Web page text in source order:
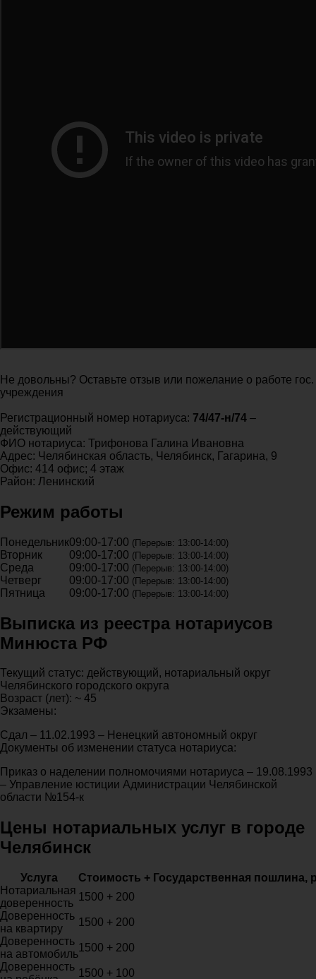
Не довольны? Оставьте отзыв или пожелание о работе гос.
учреждения
Регистрационный номер нотариуса: 74/47-н/74 –
действующий
ФИО нотариуса: Трифонова Галина Ивановна
Адрес: Челябинская область, Челябинск, Гагарина, 9
Офис: 414 офис; 4 этаж
Район: Ленинский
Режим работы
Понедельник09:00-17:00 (Перерыв: 13:00-14:00)
Вторник 09:00-17:00 (Перерыв: 13:00-14:00)
Среда 09:00-17:00 (Перерыв: 13:00-14:00)
Четверг 09:00-17:00 (Перерыв: 13:00-14:00)
Пятница 09:00-17:00 (Перерыв: 13:00-14:00)
Выписка из реестра нотариусов
Минюста РФ
Текущий статус: действующий, нотариальный округ
Челябинского городского округа
Возраст (лет): ~ 45
Экзамены:
Сдал – 11.02.1993 – Ненецкий автономный округ
Документы об изменении статуса нотариуса:
Приказ о наделении полномочиями нотариуса – 19.08.1993
– Управление юстиции Администрации Челябинской
области №154-к
Цены нотариальных услуг в городе
Челябинск
Услуга
Стоимость + Государственная пошлина,
Нотариальная
доверенность
1500 + 200
Доверенность
на квартиру
1500 + 200
Доверенность
на автомобиль
1500 + 200
Доверенность
1500 + 100